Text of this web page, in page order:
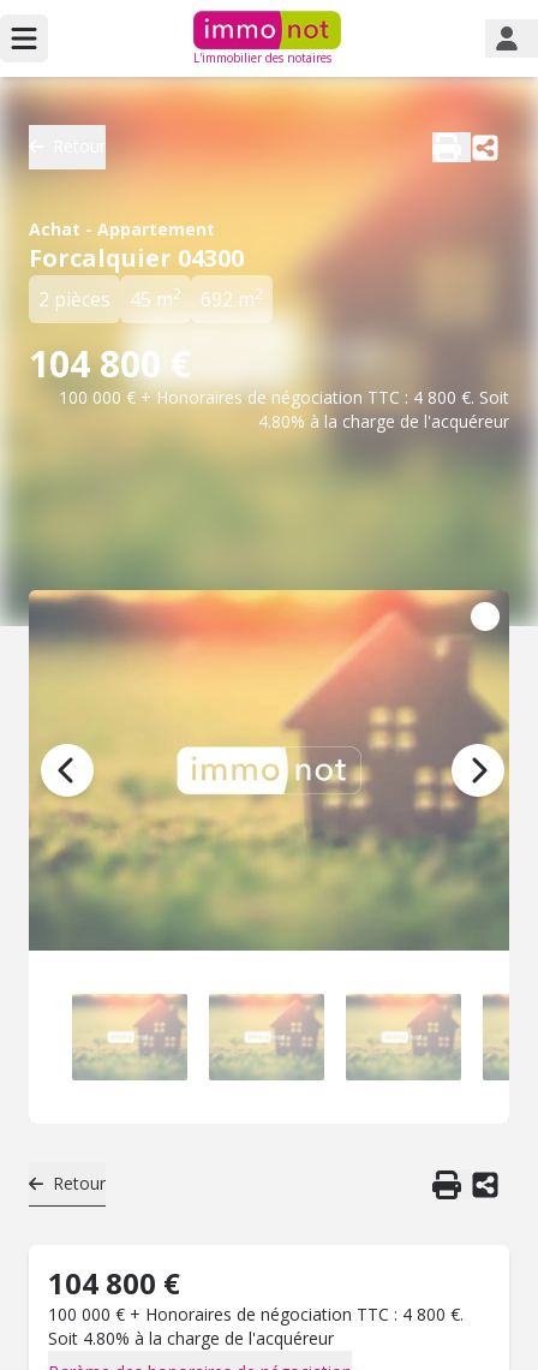
L'immobilier des notaires
Achat - Appartement
Forcalquier 04300
2 pièces 45 m2 692 m2
104 800 €
100 000 € + Honoraires de négociation TTC : 4 800 €. Soit
4.80% à la charge de l'acquéreur
Retour
104 800 €
100 000 € + Honoraires de négociation TTC : 4 800 €.
Soit 4.80% à la charge de l'acquéreur